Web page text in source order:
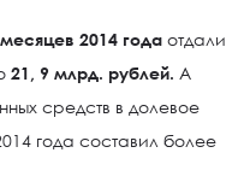
2014 года отдали
21, 9 млрд. рублей. А
средств в долевое
года составил более